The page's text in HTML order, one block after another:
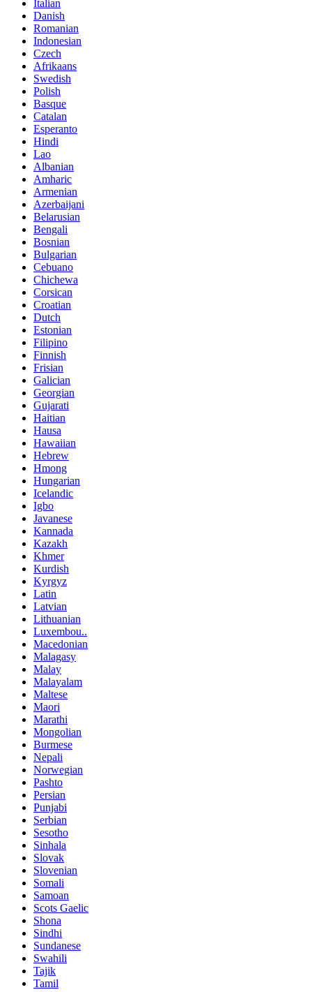
Italian
Danish
Romanian
Indonesian
Czech
Afrikaans
Swedish
Polish
Basque
Catalan
Esperanto
Hindi
Lao
Albanian
Amharic
Armenian
Azerbaijani
Belarusian
Bengali
Bosnian
Bulgarian
Cebuano
Chichewa
Corsican
Croatian
Dutch
Estonian
Filipino
Finnish
Frisian
Galician
Georgian
Gujarati
Haitian
Hausa
Hawaiian
Hebrew
Hmong
Hungarian
Icelandic
Igbo
Javanese
Kannada
Kazakh
Khmer
Kurdish
Kyrgyz
Latin
Latvian
Lithuanian
Luxembou..
Macedonian
Malagasy
Malay
Malayalam
Maltese
Maori
Marathi
Mongolian
Burmese
Nepali
Norwegian
Pashto
Persian
Punjabi
Serbian
Sesotho
Sinhala
Slovak
Slovenian
Somali
Samoan
Scots Gaelic
Shona
Sindhi
Sundanese
Swahili
Tajik
Tamil